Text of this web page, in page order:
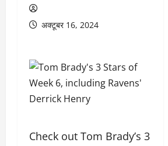
अक्टूबर 16, 2024
Check out Tom Brady’s 3